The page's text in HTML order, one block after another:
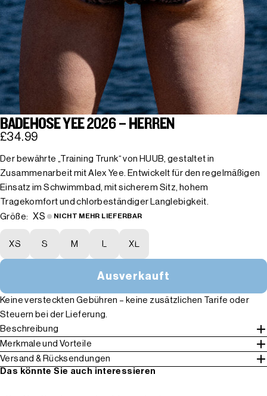
BADEHOSE YEE 2026 – HERREN
£34.99
Der bewährte „Training Trunk“ von HUUB, gestaltet in
Zusammenarbeit mit Alex Yee. Entwickelt für den regelmäßigen
Einsatz im Schwimmbad, mit sicherem Sitz, hohem
Tragekomfort und chlorbeständiger Langlebigkeit.
Größe:
XS NICHT MEHR LIEFERBAR
XS S M L XL
Ausverkauft
Keine versteckten Gebühren – keine zusätzlichen Tarife oder
Steuern bei der Lieferung.
Beschreibung
Merkmale und Vorteile
Versand & Rücksendungen
Das könnte Sie auch interessieren